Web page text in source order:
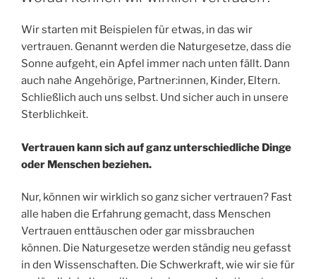
Wir starten mit Beispielen für etwas, in das wir
vertrauen. Genannt werden die Naturgesetze, dass die
Sonne aufgeht, ein Apfel immer nach unten fällt. Dann
auch nahe Angehörige, Partner:innen, Kinder, Eltern.
Schließlich auch uns selbst. Und sicher auch in unsere
Sterblichkeit.
Vertrauen kann sich auf ganz unterschiedliche Dinge
oder Menschen beziehen.
Nur, können wir wirklich so ganz sicher vertrauen? Fast
alle haben die Erfahrung gemacht, dass Menschen
Vertrauen enttäuschen oder gar missbrauchen
können. Die Naturgesetze werden ständig neu gefasst
in den Wissenschaften. Die Schwerkraft, wie wir sie für